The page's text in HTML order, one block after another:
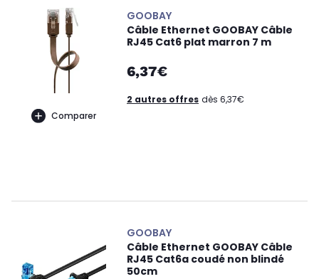
Comparer
GOOBAY
Câble Ethernet GOOBAY Câble
RJ45 Cat6 plat marron 7 m
6,37€
2 autres offres dès 6,37€
GOOBAY
Câble Ethernet GOOBAY Câble
RJ45 Cat6a coudé non blindé
50cm